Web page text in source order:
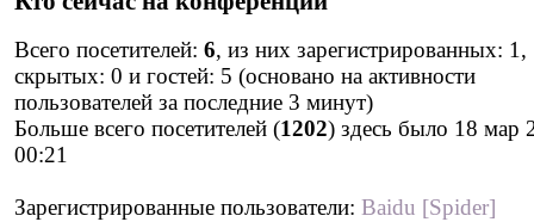
Всего посетителей: 6, из них зарегистрированных: 1,
скрытых: 0 и гостей: 5 (основано на активности
пользователей за последние 3 минут)
Больше всего посетителей (1202) здесь было 18 мар
00:21
Зарегистрированные пользователи: Baidu [Spider]